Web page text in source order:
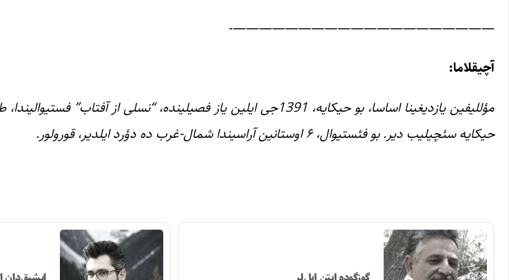
————————————————————-
آچیقلاما:
مؤللیفین یازدیغینا اساسا، بو حیکایه، 1391جی ایلین یاز فصیلینده، “نسلی از
حیکایه سئچیلیب دیر. بو فئستیوال، ۶ اوستانین آراسیندا شمال-غرب ده دؤرد ایلدیر، قورولور.